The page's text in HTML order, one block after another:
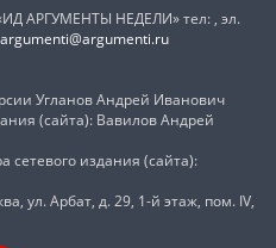
АРГУМЕНТЫ НЕДЕЛИ» тел: , эл.
argumenti@argumenti.ru
Угланов Андрей Иванович
(сайта): Вавилов Андрей
сетевого издания (сайта):
ул. Арбат, д. 29, 1-й этаж, пом. IV,